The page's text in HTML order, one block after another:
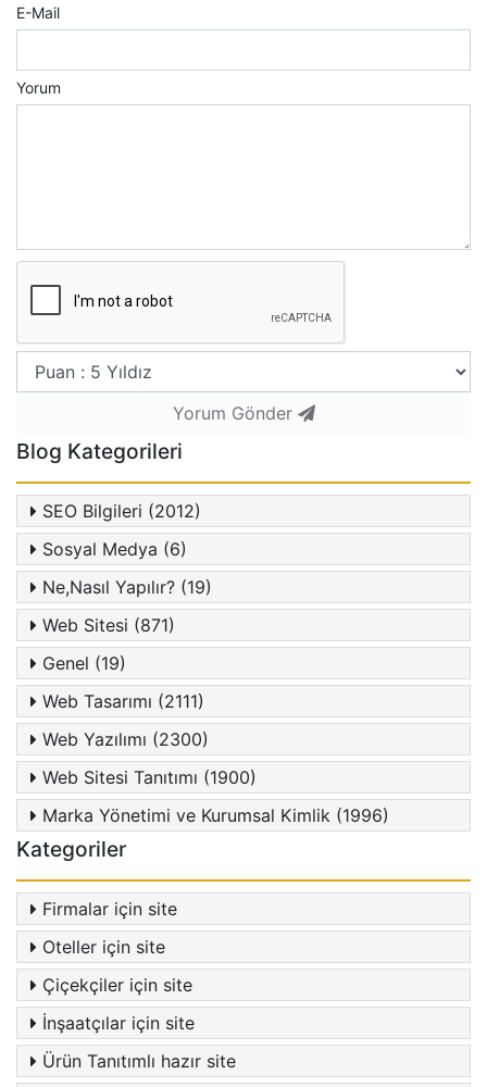
E-Mail
Yorum
Yorum Gönder
Blog Kategorileri
SEO Bilgileri (2012)
Sosyal Medya (6)
Ne,Nasıl Yapılır? (19)
Web Sitesi (871)
Genel (19)
Web Tasarımı (2111)
Web Yazılımı (2300)
Web Sitesi Tanıtımı (1900)
Marka Yönetimi ve Kurumsal Kimlik (1996)
Kategoriler
Firmalar için site
Oteller için site
Çiçekçiler için site
İnşaatçılar için site
Ürün Tanıtımlı hazır site